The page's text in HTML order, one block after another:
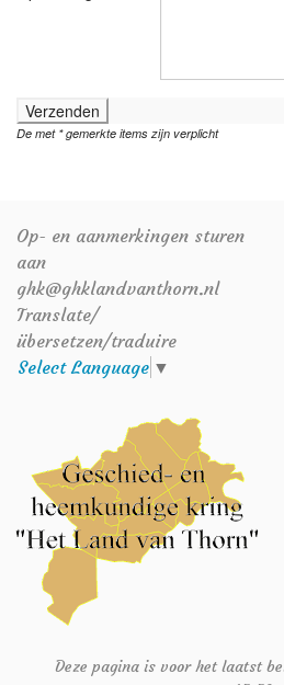
Verzenden
De met * gemerkte items zijn verplicht
Op- en aanmerkingen sturen
aan
ghk@ghklandvanthorn.nl
Translate/
übersetzen/traduire
Select Language ▼
Deze pagina is voor het laatst